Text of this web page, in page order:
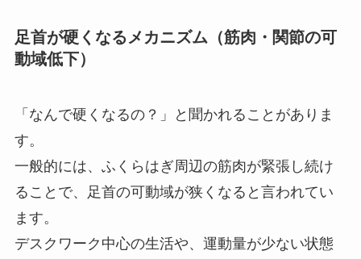
足首が硬くなるメカニズム（筋肉・関節の可
動域低下）
「なんで硬くなるの？」と聞かれることがありま
す。
一般的には、ふくらはぎ周辺の筋肉が緊張し続け
ることで、足首の可動域が狭くなると言われてい
ます。
デスクワーク中心の生活や、運動量が少ない状態